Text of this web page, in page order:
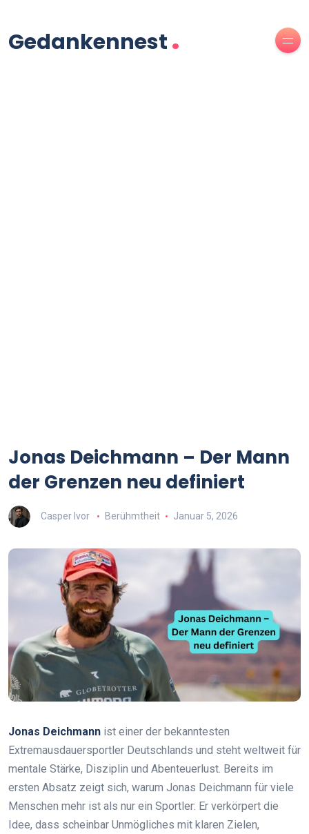
Gedankennest.
Jonas Deichmann – Der Mann
der Grenzen neu definiert
Casper Ivor Berühmtheit Januar 5, 2026
Jonas Deichmann ist einer der bekanntesten
Extremausdauersportler Deutschlands und steht weltweit für
mentale Stärke, Disziplin und Abenteuerlust. Bereits im
ersten Absatz zeigt sich, warum Jonas Deichmann für viele
Menschen mehr ist als nur ein Sportler: Er verkörpert die
Idee, dass scheinbar Unmögliches mit klaren Zielen,